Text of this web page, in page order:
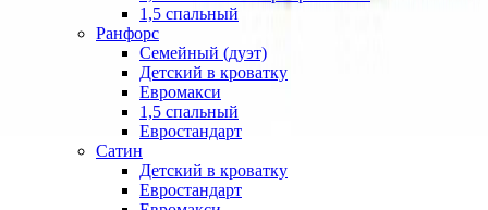
1,5 спальный
Ранфорс
Семейный (дуэт)
Детский в кроватку
Евромакси
1,5 спальный
Евростандарт
Сатин
Детский в кроватку
Евростандарт